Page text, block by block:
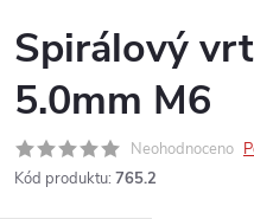
Spirálový
5.0mm M6
Neohodnoceno
Kód produktu: 765.2